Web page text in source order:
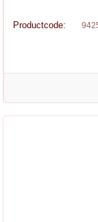
Productcode: